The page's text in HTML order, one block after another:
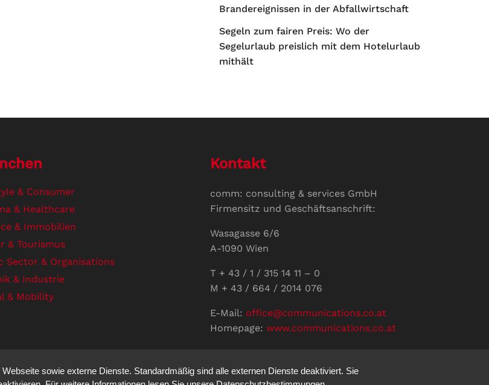
Brandereignissen in der Abfallwirtschaft
Segeln zum fairen Preis: Wo der
Segelurlaub preislich mit dem Hotelurlaub
mithält
& Consumer
& Healthcare
& Immobilien
& Tourismus
Sector & Organisations
& Industrie
& Mobility
Kontakt
comm: consulting & services GmbH
Firmensitz und Geschäftsanschrift:
Wasagasse 6/6
A-1090 Wien
T + 43 / 1 / 315 14 11 – 0
M + 43 / 664 / 2014 076
E-Mail: office@communications.co.at
Homepage: www.communications.co.at
Vertretungsberechtigte Geschäftsführerin:
sowie externe Dienste. Standardmäßig sind alle externen Dienste deaktiviert. Sie